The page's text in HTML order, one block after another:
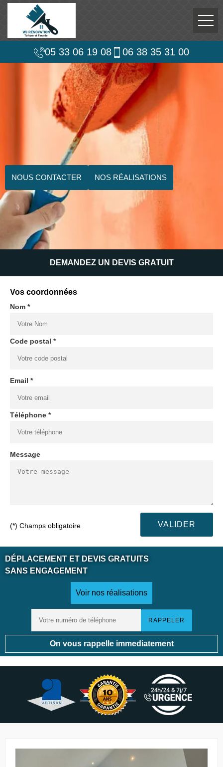
05 33 06 19 08 06 38 35 31 00
NOUS CONTACTER NOS RÉALISATIONS
DEMANDEZ UN DEVIS GRATUIT
Vos coordonnées
Nom *
Code postal *
Email *
Téléphone *
Message
(*) Champs obligatoire
DÉPLACEMENT ET DEVIS GRATUITS
SANS ENGAGEMENT
Voir nos réalisations
On vous rappelle immediatement